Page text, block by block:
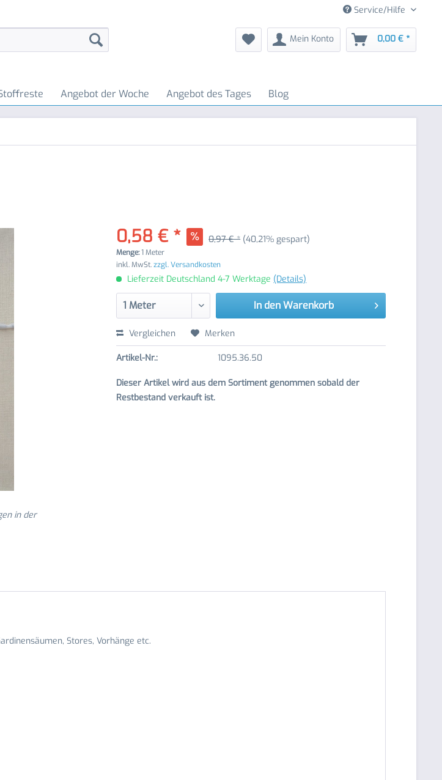
Service/Hilfe
Mein Konto 0,00 € *
Angebot der Woche Angebot des Tages Blog
in der
0,58 € * 0,97 € * (40,21% gespart)
Menge:1 Meter
inkl. MwSt.zzgl. Versandkosten
Lieferzeit Deutschland 4-7 Werktage (Details)
In den Warenkorb
Vergleichen Merken
Artikel-Nr.: 1095.36.50
Dieser Artikel wird aus dem Sortiment genommen sobald der
Restbestand verkauft ist.
Stores, Vorhänge etc.